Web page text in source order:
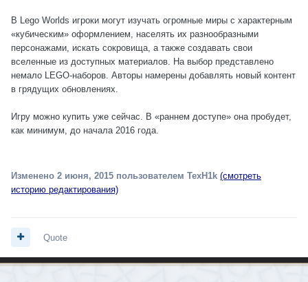
В Lego Worlds игроки могут изучать огромные миры с характерным
«кубическим» оформлением, населять их разнообразными
персонажами, искать сокровища, а также создавать свои
вселенные из доступных материалов. На выбор представлено
немало LEGO-наборов. Авторы намерены добавлять новый контент
в грядущих обновлениях.
Игру можно купить уже сейчас. В «раннем доступе» она пробудет,
как минимум, до начала 2016 года.
Изменено 2 июня, 2015 пользователем TexH1k (смотреть
историю редактирования)
Quote